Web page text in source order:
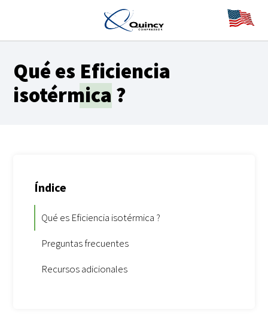
Qué es Eficiencia
isotérmica ?
Índice
Qué es Eficiencia isotérmica ?
Preguntas frecuentes
Recursos adicionales